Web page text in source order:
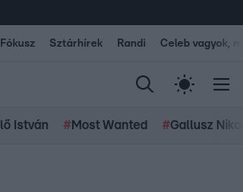
Fókusz Sztárhírek Randi Celeb vagyok,
István # Most Wanted #Gallusz